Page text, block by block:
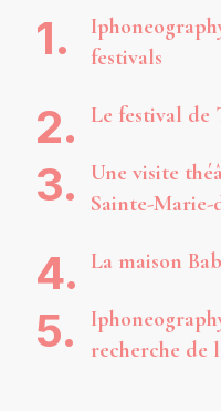
festivals
Le festival de
Une visite
Sainte-Marie-
La maison
recherche de